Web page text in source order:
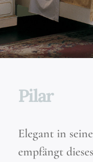
Pilar
Elegant in
empfängt